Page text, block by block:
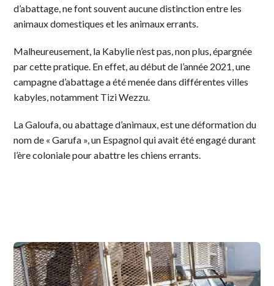
d’abattage, ne font souvent aucune distinction entre les
animaux domestiques et les animaux errants.
Malheureusement, la Kabylie n’est pas, non plus, épargnée
par cette pratique. En effet, au début de l’année 2021, une
campagne d’abattage a été menée dans différentes villes
kabyles, notamment Tizi Wezzu.
La Galoufa, ou abattage d’animaux, est une déformation du
nom de « Garufa », un Espagnol qui avait été engagé durant
l’ère coloniale pour abattre les chiens errants.